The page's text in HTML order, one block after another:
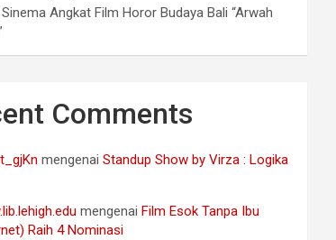
Angkat Film Horor Budaya Bali “Arwah
Comments
mengenaiStandup Show by Virza : Logika
mengenai Film Esok Tanpa Ibu
Raih 4 Nominasi